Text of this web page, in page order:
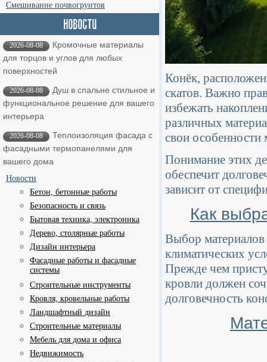
Смешивание почвогрунтов
2026-08-08
Кромочные материалы
для торцов и углов для любых
поверхностей
2026-08-08
Душ в спальне стильное и
функциональное решение для вашего
интерьера
2026-08-08
Теплоизоляция фасада с
фасадными термопанелями для
вашего дома
Новости
Бетон, бетонные работы
Безопасность и связь
Бытовая техника, электроника
Дерево, столярные работы
Дизайн интерьера
Фасадные работы и фасадные
системы
Строительные инструменты
Кровля, кровельные работы
Ландшафтный дизайн
Строительные материалы
Мебель для дома и офиса
Недвижимость
Конёк,
скатов. Важно
избежать
различных
свои особенности
Понимание этих
обеспечит
зависит от
Как
Выбор материалов
климатических
Прежде чем
кровли должен
долговечность